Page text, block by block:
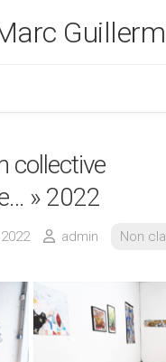
collective
» 2022
admin Non